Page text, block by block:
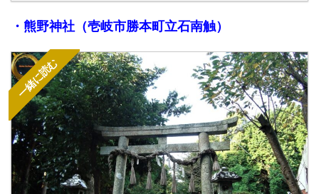
・熊野神社（壱岐市勝本町立石南触）
一緒に読む